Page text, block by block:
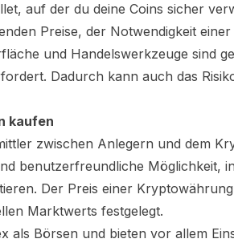
auf der du deine Coins sicher
Preise, der Notwendigkeit einer
und Handelswerkzeuge sind
Dadurch kann auch das
kaufen
zwischen Anlegern und dem
benutzerfreundliche Möglichkeit,
Der Preis einer
Marktwerts festgelegt.
als Börsen und bieten vor allem